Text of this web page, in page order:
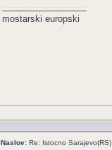
mostarski europski
Naslov: Re: Istocno Sarajevo(RS)